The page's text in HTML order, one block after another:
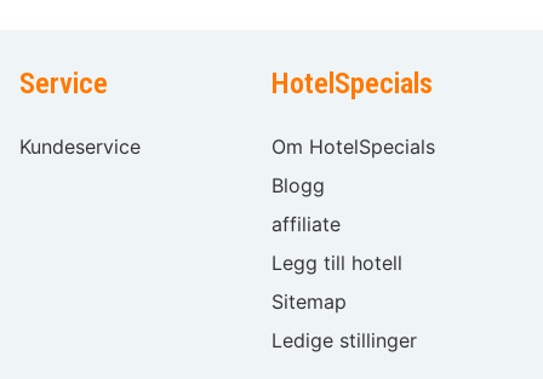
Service
Kundeservice
HotelSpecials
Om HotelSpecials
Blogg
affiliate
Legg till hotell
Sitemap
Ledige stillinger